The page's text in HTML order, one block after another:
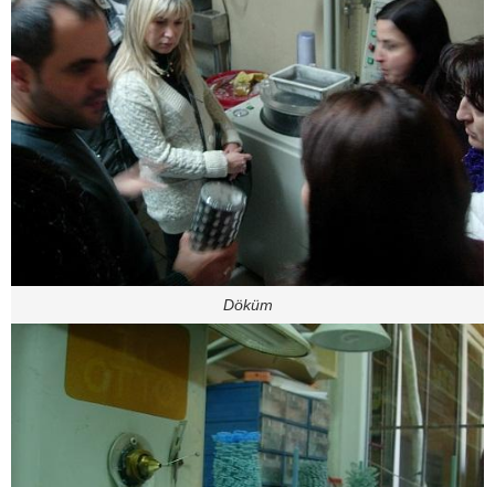
Döküm